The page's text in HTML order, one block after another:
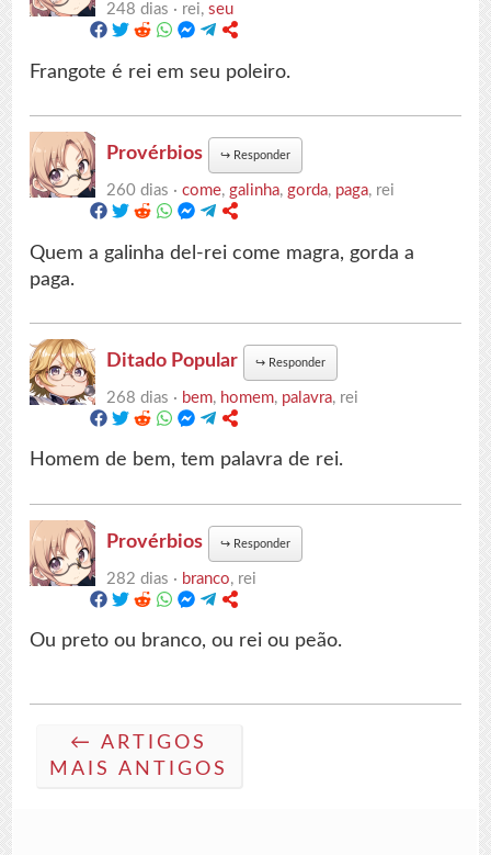
248 dias · rei,seu
Frangote é rei em seu poleiro.
Provérbios ↪ Responder
260 dias ·come,galinha,gorda, paga, rei
Quem a galinha del-rei come magra, gorda a
paga.
Ditado Popular ↪ Responder
268 dias · bem, homem, palavra, rei
Homem de bem, tem palavra de rei.
Provérbios ↪ Responder
282 dias · branco, rei
Ou preto ou branco, ou rei ou peão.
← ARTIGOS
MAIS ANTIGOS